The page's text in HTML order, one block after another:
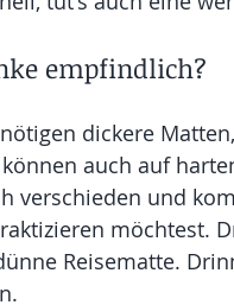
empfindlich?
dickere
auch auf
verschieden und
möchtest.
Reisematte.